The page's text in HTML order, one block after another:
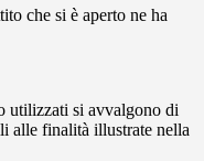
che si è aperto ne ha
utilizzati si avvalgono di
alle finalità illustrate nella